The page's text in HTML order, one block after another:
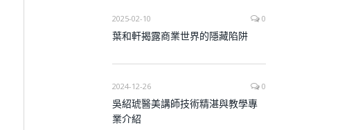
2025-02-10 0
葉和軒揭露商業世界的隱藏陷阱
2024-12-26 0
吳紹琥醫美講師技術精湛與教學專
業介紹